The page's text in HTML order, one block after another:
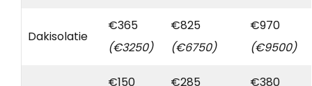
Dakisolatie
€365
(€3250)
€825
(€6750)
€970
(€9500)
€150
€285
€380